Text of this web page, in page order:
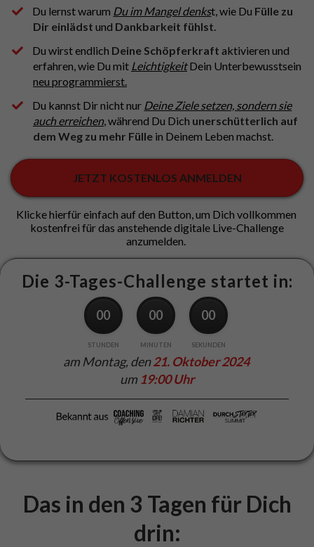
Du lernst warum Du im Mangel denkst, wie Du Fülle zu
Dir einlädst und Dankbarkeit fühlst
Du wirst endlich Deine Schöpferkraft aktivieren und
erfahren, wie Du mit LeichtigkeitDein Unterbewusstsein
neu programmierst.
Du kannst Dir nicht nur Deine Ziele setzen, sondern sie
auch erreichen, während Du Dich unerschütterlich auf
dem Weg zu mehr Fülle in Deinem Leben machst.
JETZT KOSTENLOS ANMELDEN
Klicke hierfür einfach auf den Button, um Dich vollkommen
kostenfrei für das anstehende digitale Live-Challenge
anzumelden.
Die 3-Tages-Challenge startet in:
00
STUNDEN
00
MINUTEN
00
SEKUNDEN
am Montag, den21. Oktober 2024
um 19:00 Uhr
Das in den 3 Tagen für Dich
drin: